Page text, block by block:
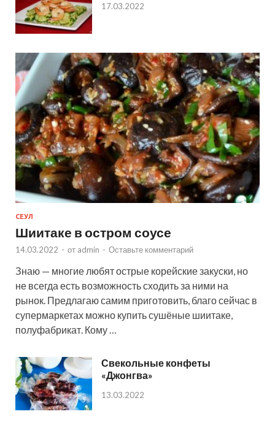
17.03.2022
СЕУЛ
Шиитаке в остром соусе
14.03.2022 - от admin - Оставьте комментарий
Знаю — многие любят острые корейские закуски, но
не всегда есть возможность сходить за ними на
рынок. Предлагаю самим приготовить, благо сейчас в
супермаркетах можно купить сушёные шиитаке,
полуфабрикат. Кому …
Свекольные конфеты
«Джонгва»
13.03.2022